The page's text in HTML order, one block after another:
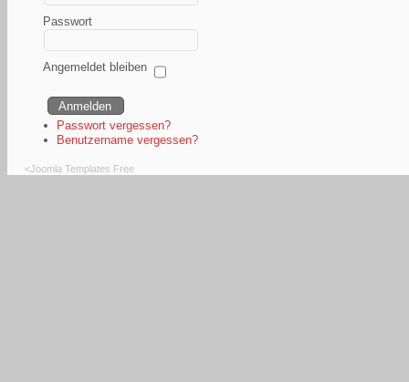
Passwort
Angemeldet bleiben
Passwort vergessen?
Benutzername vergessen?
<Joomla Templates Free